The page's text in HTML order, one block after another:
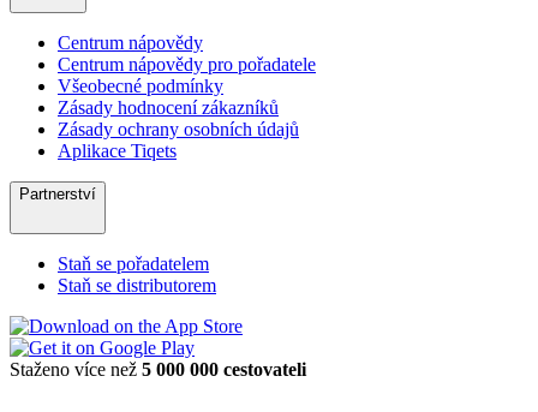
Centrum nápovědy
Centrum nápovědy pro pořadatele
Všeobecné podmínky
Zásady hodnocení zákazníků
Zásady ochrany osobních údajů
Aplikace Tiqets
Partnerství
Staň se pořadatelem
Staň se distributorem
Staženo více než 5 000 000 cestovateli